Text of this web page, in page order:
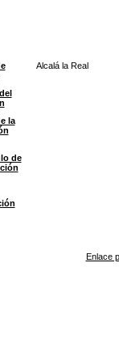
Alcalá la Real
la
de
Enlace